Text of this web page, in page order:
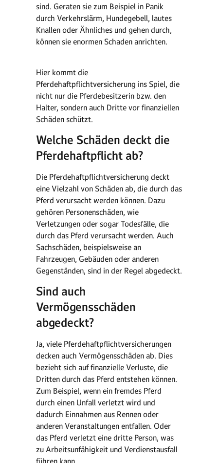
sind. Geraten sie zum Beispiel in Panik
durch Verkehrslärm, Hundegebell, lautes
Knallen oder Ähnliches und gehen durch,
können sie enormen Schaden anrichten.
Hier kommt die
Pferdehaftpflichtversicherung ins Spiel, die
nicht nur die Pferdebesitzerin bzw. den
Halter, sondern auch Dritte vor finanziellen
Schäden schützt.
Welche Schäden deckt die
Pferdehaftpflicht ab?
Die Pferdehaftpflichtversicherung deckt
eine Vielzahl von Schäden ab, die durch das
Pferd verursacht werden können. Dazu
gehören Personenschäden, wie
Verletzungen oder sogar Todesfälle, die
durch das Pferd verursacht werden. Auch
Sachschäden, beispielsweise an
Fahrzeugen, Gebäuden oder anderen
Gegenständen, sind in der Regel abgedeckt.
Sind auch
Vermögensschäden
abgedeckt?
Ja, viele Pferdehaftpflichtversicherungen
decken auch Vermögensschäden ab. Dies
bezieht sich auf finanzielle Verluste, die
Dritten durch das Pferd entstehen können.
Zum Beispiel, wenn ein fremdes Pferd
durch einen Unfall verletzt wird und
dadurch Einnahmen aus Rennen oder
anderen Veranstaltungen entfallen. Oder
das Pferd verletzt eine dritte Person, was
zu Arbeitsunfähigkeit und Verdienstausfall
führen kann.